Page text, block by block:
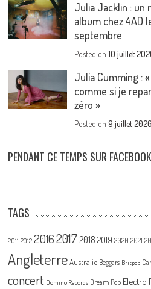
Julia Jacklin : un
album chez 4AD
septembre
Posted on10 juillet
Julia Cumming : «
comme si je
zéro »
Posted on9 juillet 2026
PENDANT CE TEMPS SUR FACEBOOK
TAGS
2011 2012 20162017 2018 2019 2020 2021
Angleterre Australie Beggars Britpop
concert Domino Records Dream Pop Electro